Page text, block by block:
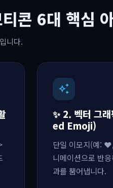
콘 6대 핵심
니다.
auto_awesome
✨ 2. 벡터 그
ed Emoji)
단일 이모지(예:
니메이션으로 반
과를 뿜어냅니다.